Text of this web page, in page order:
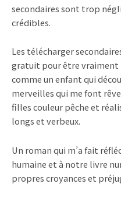
secondaires sont trop
crédibles.
Les télécharger
gratuit pour être vraiment
comme un enfant qui
merveilles qui me font
filles couleur pêche et
longs et verbeux.
Un roman qui m’a fait
humaine et à notre livre
propres croyances et